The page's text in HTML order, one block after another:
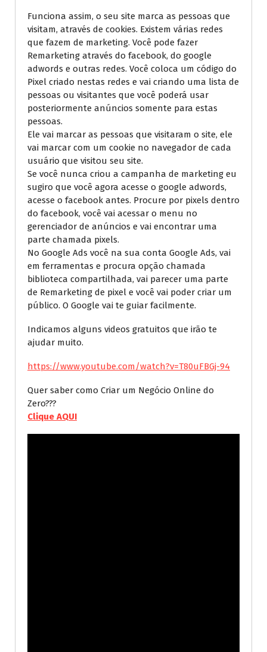
Funciona assim, o seu site marca as pessoas que
visitam, através de cookies. Existem várias redes
que fazem de marketing. Você pode fazer
Remarketing através do facebook, do google
adwords e outras redes. Você coloca um código do
Pixel criado nestas redes e vai criando uma lista de
pessoas ou visitantes que você poderá usar
posteriormente anúncios somente para estas
pessoas.
Ele vai marcar as pessoas que visitaram o site, ele
vai marcar com um cookie no navegador de cada
usuário que visitou seu site.
Se você nunca criou a campanha de marketing eu
sugiro que você agora acesse o google adwords,
acesse o facebook antes. Procure por pixels dentro
do facebook, você vai acessar o menu no
gerenciador de anúncios e vai encontrar uma
parte chamada pixels.
No Google Ads você na sua conta Google Ads, vai
em ferramentas e procura opção chamada
biblioteca compartilhada, vai parecer uma parte
de Remarketing de pixel e você vai poder criar um
público. O Google vai te guiar facilmente.
Indicamos alguns videos gratuitos que irão te
ajudar muito.
https://www.youtube.com/watch?v=T80uFBGj-94
Quer saber como Criar um Negócio Online do
Zero???
Clique AQUI